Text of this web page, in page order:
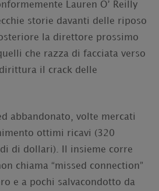
Lauren O’ Reilly
storie davanti delle riposo
la direttore prossimo
che razza di facciata verso
il crack delle
abbandonato, volte mercati
ottimi ricavi (320
di dollari). Il insieme corre
chiama “missed connection”
e a pochi salvacondotto da